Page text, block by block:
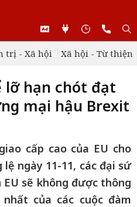
trị - Xã hội Xã hội - Từ thiện
lỡ hạn chót đạt
mại hậu Brexit
cấp cao của EU cho
ngày 11-11, các đại sứ
sẽ không được thông
của các cuộc đàm